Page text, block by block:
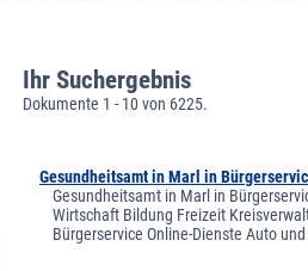
Ihr Suchergebnis
Dokumente 1 - 10 von 6225.
Gesundheitsamt in Marl in
Gesundheitsamt in Marl in
Wirtschaft Bildung Freizeit
Bürgerservice Online-Dienste Auto